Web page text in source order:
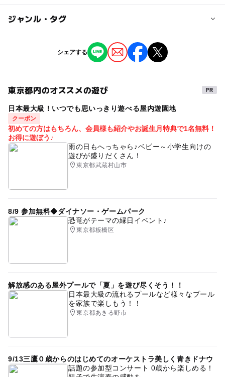
※最少催行人数を5名とさせていただき、開催しない場合
は1週間前頃にご連絡させていただきます。
対象年齢
3歳･4歳･5歳･6歳(幼児) 小学生
予約/応募
予約必要
最終応募締切 2026-2-20(金)
子供の料金
ジャンル・タグ
ものづくり・学び体験
タグ
手品 マジック マジックショー 探究 探究学習
#小学生 おやこでおでかけ
シェアする
東京都内のオススメの遊び
日本最大級！いつでも思いっきり遊べる屋内遊園地
クーポン
初めての方はもちろん、会員様も紹介やお誕生月特典で1名無料！
お得に遊ぼう♪
雨の日もへっちゃら♪ベビー～小学生向けの
遊びが盛りだくさん！
東京都武蔵村山市
8/9 参加無料◆ダイナソー・ゲームパーク
恐竜がテーマの縁日イベント♪
東京都板橋区
解放感のある屋外プールで「夏」を遊び尽くそう！！
日本最大級の流れるプールなど様々なプール
を家族で楽しもう！！
東京都あきる野市
9/13三鷹０歳からのはじめてのオーケストラ美しく青きドナウ
話題の参加型コンサート 0歳から楽しめる！